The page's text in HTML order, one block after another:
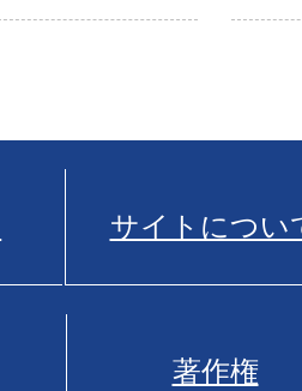
サイトについ
著作権